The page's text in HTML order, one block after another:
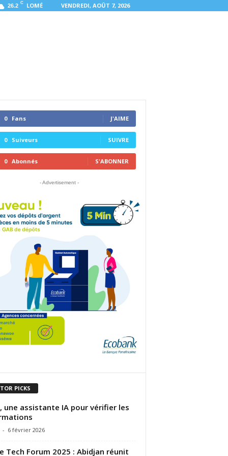
26.2 C LOMÉ VENDREDI, AOÛT 7, 2026
0 Fans J'AIME
0 Suiveurs SUIVRE
0 Abonnés S'ABONNER
- Advertisement -
PICKS
une assistante IA pour vérifier les
- 6 février 2026
Tech Forum 2025 : Abidjan réunit